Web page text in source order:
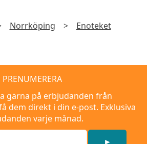
Norrköping > Enoteket
PRENUMERERA
gärna på erbjudanden från
dem direkt i din e-post. Exklusiva
varje månad.
►